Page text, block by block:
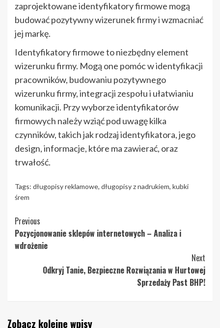
zaprojektowane identyfikatory firmowe mogą
budować pozytywny wizerunek firmy i wzmacniać
jej markę.
Identyfikatory firmowe to niezbędny element
wizerunku firmy. Mogą one pomóc w identyfikacji
pracowników, budowaniu pozytywnego
wizerunku firmy, integracji zespołu i ułatwianiu
komunikacji. Przy wyborze identyfikatorów
firmowych należy wziąć pod uwagę kilka
czynników, takich jak rodzaj identyfikatora, jego
design, informacje, które ma zawierać, oraz
trwałość.
Tags: długopisy reklamowe, długopisy z nadrukiem, kubki
śrem
Continue
Reading
Previous
Pozycjonowanie sklepów internetowych – Analiza i
wdrożenie
Next
Odkryj Tanie, Bezpieczne Rozwiązania w Hurtowej
Sprzedaży Past BHP!
Zobacz kolejne wpisy